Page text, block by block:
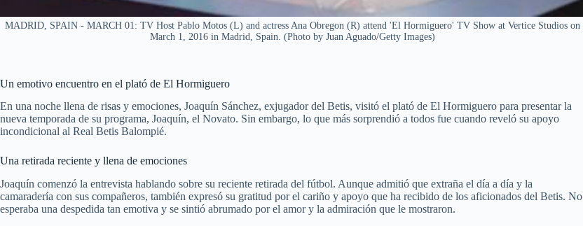
MADRID, SPAIN - MARCH 01: TV Host Pablo Motos (L) and actress Ana Obregon (R) attend 'El Hormiguero' TV Show at Vertice Studios on
March 1, 2016 in Madrid, Spain. (Photo by Juan Aguado/Getty Images)
Un emotivo encuentro en el plató de El Hormiguero
En una noche llena de risas y emociones, Joaquín Sánchez, exjugador del Betis, visitó el plató de El Hormiguero para presentar la
nueva temporada de su programa, Joaquín, el Novato. Sin embargo, lo que más sorprendió a todos fue cuando reveló su apoyo
incondicional al Real Betis Balompié.
Una retirada reciente y llena de emociones
Joaquín comenzó la entrevista hablando sobre su reciente retirada del fútbol. Aunque admitió que extraña el día a día y la
camaradería con sus compañeros, también expresó su gratitud por el cariño y apoyo que ha recibido de los aficionados del Betis. No
esperaba una despedida tan emotiva y se sintió abrumado por el amor y la admiración que le mostraron.